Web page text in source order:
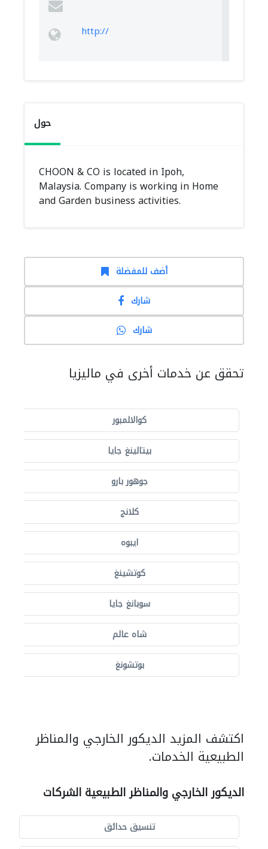
http://
حول
CHOON & CO is located in Ipoh,
Malaysia. Company is working in Home
and Garden business activities.
أضف للمفضلة
شارك
شارك
تحقق عن خدمات أخرى في ماليزيا
كوالالمبور
بيتالينغ جايا
جوهور بارو
كلانج
ايبوه
كوتشينغ
سوبانغ جايا
شاه عالم
بوتشونغ
اكتشف المزيد الديكور الخارجي والمناظر
الطبيعية الخدمات.
الديكور الخارجي والمناظر الطبيعية الشركات
تنسيق حدائق